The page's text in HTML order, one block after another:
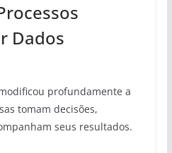
Dados
profundamente a
tomam decisões,
seus resultados.